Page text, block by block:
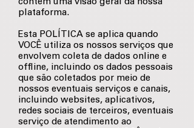
contém uma visão geral da nossa
plataforma.
Esta POLÍTICA se aplica quando
VOCÊ utiliza os nossos serviços que
envolvem coleta de dados online e
offline, incluindo os dados pessoais
que são coletados por meio de
nossos eventuais serviços e canais,
incluindo websites, aplicativos,
redes sociais de terceiros, eventuais
serviço de atendimento ao